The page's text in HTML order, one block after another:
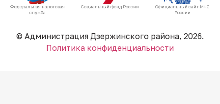
Федеральная налоговая
служба
Социальный фонд России
Официальный сайт МЧС
России
© Администрация Дзержинского района, 2026.
Политика конфиденциальности